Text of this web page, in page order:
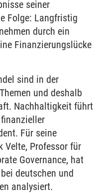
seiner
Folge: Langfristig
durch ein
Finanzierungslücke
sind in der
und deshalb
Nachhaltigkeit führt
Für seine
Velte, Professor für
Governance, hat
deutschen und
analysiert.